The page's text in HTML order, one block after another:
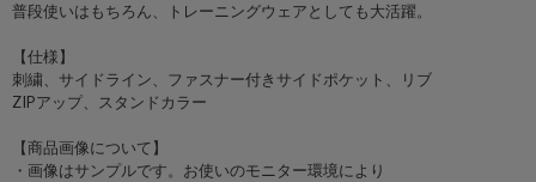
普段使いはもちろん、トレーニングウェアとしても大活躍。
【仕様】
刺繍、サイドライン、ファスナー付きサイドポケット、リブ
ZIPアップ、スタンドカラー
【商品画像について】
・画像はサンプルです。お使いのモニター環境により